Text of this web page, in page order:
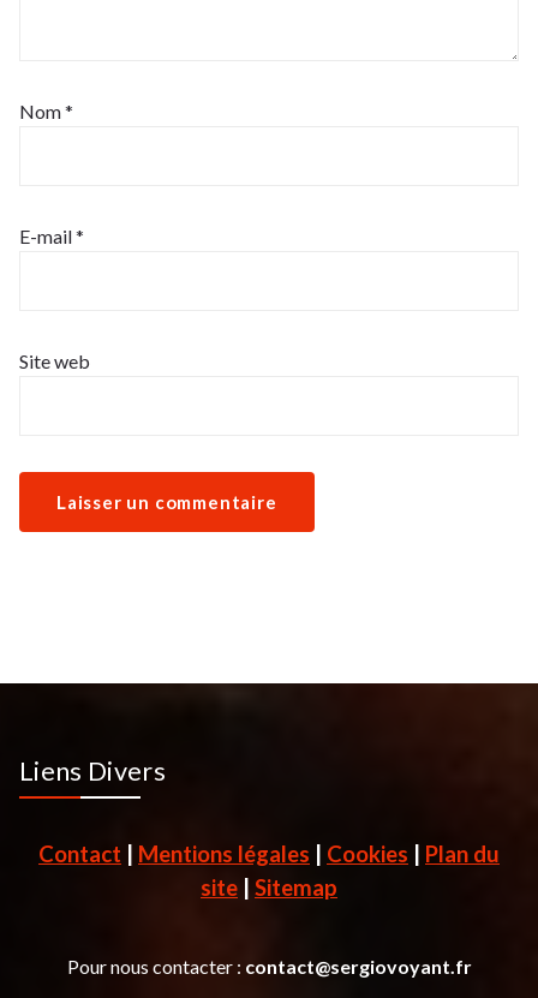
Nom*
E-mail*
Site web
Liens Divers
Contact Mentions légales Cookies
Plan du
site
Sitemap
Pour nous contacter : contact@sergiovoyant.fr